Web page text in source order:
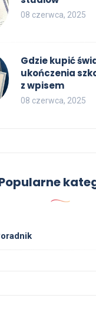
08 czerwca, 2025
Gdzie kupić
ukończenia
z wpisem
08 czerwca, 2025